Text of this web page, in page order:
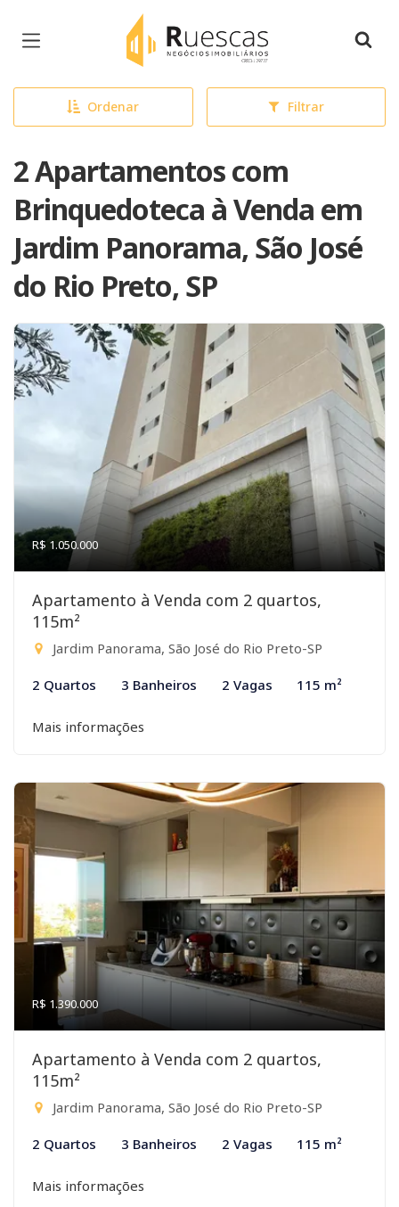
Página inicial
Ordenar Filtrar
2 Apartamentos com
Brinquedoteca à Venda em
Jardim Panorama, São José
do Rio Preto, SP
R$ 1.050.000
Apartamento à Venda com 2 quartos,
115m²
Jardim Panorama, São José do Rio Preto-SP
2 Quartos 3 Banheiros 2 Vagas 115 m²
Mais informações
R$ 1.390.000
Apartamento à Venda com 2 quartos,
115m²
Jardim Panorama, São José do Rio Preto-SP
2 Quartos 3 Banheiros 2 Vagas 115 m²
Mais informações